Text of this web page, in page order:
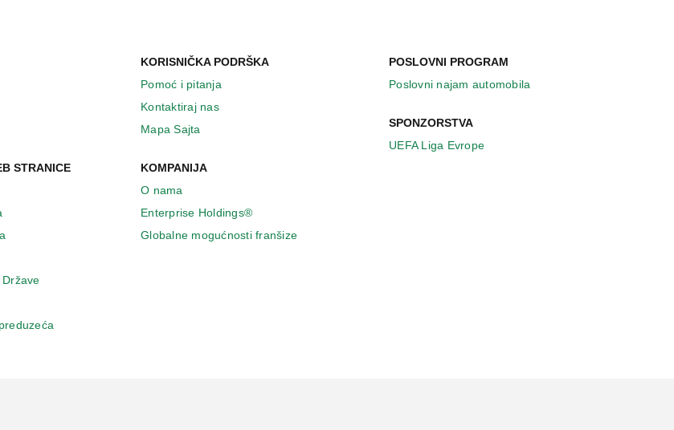
STRANICE
KORISNIČKA PODRŠKA
Pomoć i pitanja
Kontaktiraj nas
Mapa Sajta
KOMPANIJA
O nama
Enterprise Holdings®
Globalne mogućnosti franšize
POSLOVNI PROGRAM
Poslovni najam automobila
SPONZORSTVA
UEFA Liga Evrope